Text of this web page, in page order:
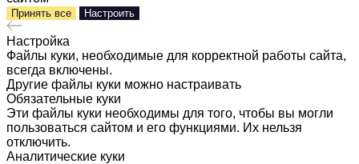
Принять все Настроить
Настройка
Файлы куки, необходимые для корректной работы сайта,
всегда включены.
Другие файлы куки можно настраивать
Обязательные куки
Эти файлы куки необходимы для того, чтобы вы могли
пользоваться сайтом и его функциями. Их нельзя
отключить.
Аналитические куки